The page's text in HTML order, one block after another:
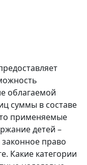
облагаемой
суммы в составе
применяемые
детей –
право
Какие категории